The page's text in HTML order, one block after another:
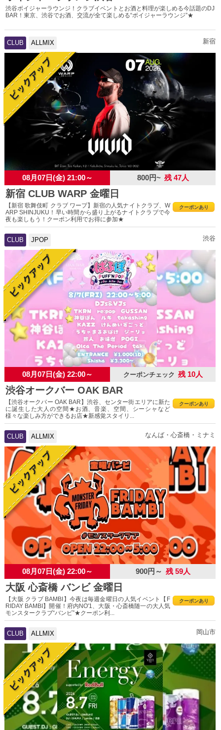
渋谷ボイジャーラウンジ！クラブイベントとお酒と料理が楽しめる今話題のDJ
BAR！東京、渋谷でお酒、交流が全て楽しめる“ボイジャーラウンジ”★
CLUB ALLMIX 新宿
08月07日(金) 21:00～ 800円~ 残 47人
新宿 CLUB WARP 金曜日
クーポンあり
【新宿 歌舞伎町 クラブ ワープ】新宿の人気ナイトクラブ、W
ARP SHINJUKU！早い時間から盛り上がるナイトクラブで今
夜も楽しもう！クーポン利用でお得に参加★
CLUB JPOP 渋谷
08月07日(金) 22:00～ クーポンチェック 残 10人
渋谷オークバー OAK BAR
クーポンあり
【渋谷オークバー OAK BAR】渋谷、センター街エリアに新た
に誕生した大人の空間★お酒、音楽、空間、シーシャなど
様々な楽しみ方ができるお店★新感覚スタイリ...
CLUB ALLMIX なんば・心斎橋・ミナミ
08月07日(金) 22:00～ 900円～ 残 59人
大阪 心斎橋 バンビ 金曜日
クーポンあり
【大阪 クラブ BAMBI】今夜は毎週金曜日の人気イベント【F
RIDAY BAMBI】開催！府内NO'1、大阪・心斎橋随一の大人気
モンスタークラブ“バンビ”★クーポン利...
CLUB ALLMIX 岡山市